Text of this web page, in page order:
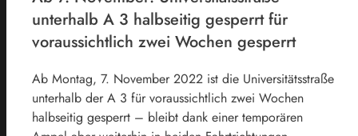
unterhalb A 3 halbseitig gesperrt für
voraussichtlich zwei Wochen gesperrt
Ab Montag, 7. November 2022 ist die Universitätsstraße
unterhalb der A 3 für voraussichtlich zwei Wochen
halbseitig gesperrt – bleibt dank einer temporären